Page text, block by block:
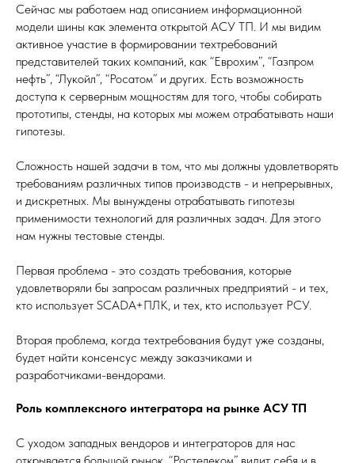
Сейчас мы работаем над описанием информационной
модели шины как элемента открытой АСУ ТП. И мы видим
активное участие в формировании техтребований
представителей таких компаний, как “Еврохим”, “Газпром
нефть”, “Лукойл”, “Росатом” и других. Есть возможность
доступа к серверным мощностям для того, чтобы собирать
прототипы, стенды, на которых мы можем отрабатывать наши
гипотезы.
Сложность нашей задачи в том, что мы должны удовлетворять
требованиям различных типов производств - и непрерывных,
и дискретных. Мы вынуждены отрабатывать гипотезы
применимости технологий для различных задач. Для этого
нам нужны тестовые стенды.
Первая проблема - это создать требования, которые
удовлетворяли бы запросам различных предприятий - и тех,
кто использует SCADA+ПЛК, и тех, кто использует РСУ.
Вторая проблема, когда техтребования будут уже созданы,
будет найти консенсус между заказчиками и
разработчиками-вендорами.
Роль комплексного интегратора на рынке АСУ ТП
С уходом западных вендоров и интеграторов для нас
открывается большой рынок. “Ростелеком” видит себя и в